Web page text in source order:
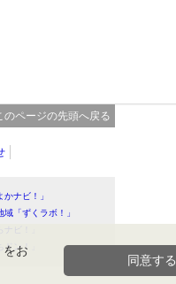
ページの先頭へ戻る
かナビ！」
域「ずくラボ！」
ドン！」
をお
同意する